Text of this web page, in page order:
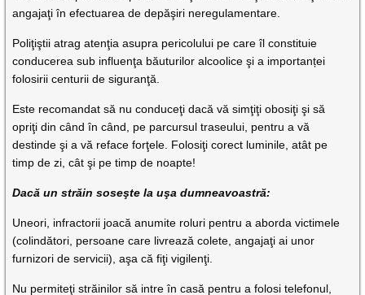
angajaţi în efectuarea de depăşiri neregulamentare.
Poliţiştii atrag atenţia asupra pericolului pe care îl constituie
conducerea sub influenţa băuturilor alcoolice şi a importanței
folosirii centurii de siguranţă.
Este recomandat să nu conduceţi dacă vă simţiţi obosiţi şi să
opriţi din când în când, pe parcursul traseului, pentru a vă
destinde şi a vă reface forţele. Folosiţi corect luminile, atât pe
timp de zi, cât şi pe timp de noapte!
Dacă un străin soseşte la uşa dumneavoastră:
Uneori, infractorii joacă anumite roluri pentru a aborda victimele
(colindători, persoane care livrează colete, angajaţi ai unor
furnizori de servicii), aşa că fiţi vigilenţi.
Nu permiteţi străinilor să intre în casă pentru a folosi telefonul,